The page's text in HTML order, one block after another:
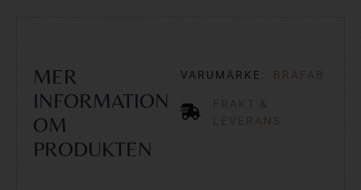
MER
INFORMATION
OM
PRODUKTEN
VARUMÄRKE:
BRAFAB
FRAKT &
LEVERANS